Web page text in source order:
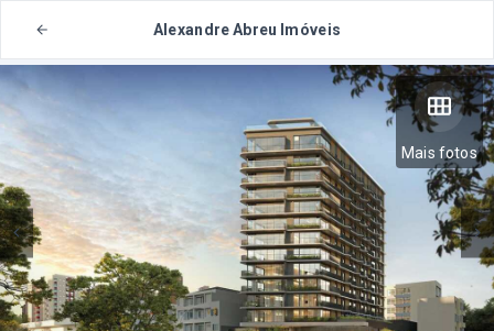
Alexandre Abreu Imóveis
Mais fotos